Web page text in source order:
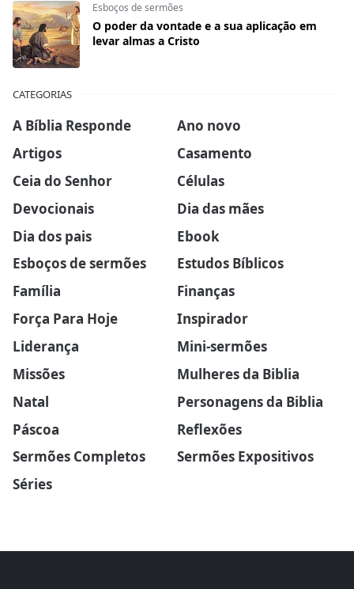
Esboços de sermões
O poder da vontade e a sua aplicação em
levar almas a Cristo
CATEGORIAS
A Bíblia Responde
Ano novo
Artigos
Casamento
Ceia do Senhor
Células
Devocionais
Dia das mães
Dia dos pais
Ebook
Esboços de sermões
Estudos Bíblicos
Família
Finanças
Força Para Hoje
Inspirador
Liderança
Mini-sermões
Missões
Mulheres da Biblia
Natal
Personagens da Biblia
Páscoa
Reflexões
Sermões Completos
Sermões Expositivos
Séries